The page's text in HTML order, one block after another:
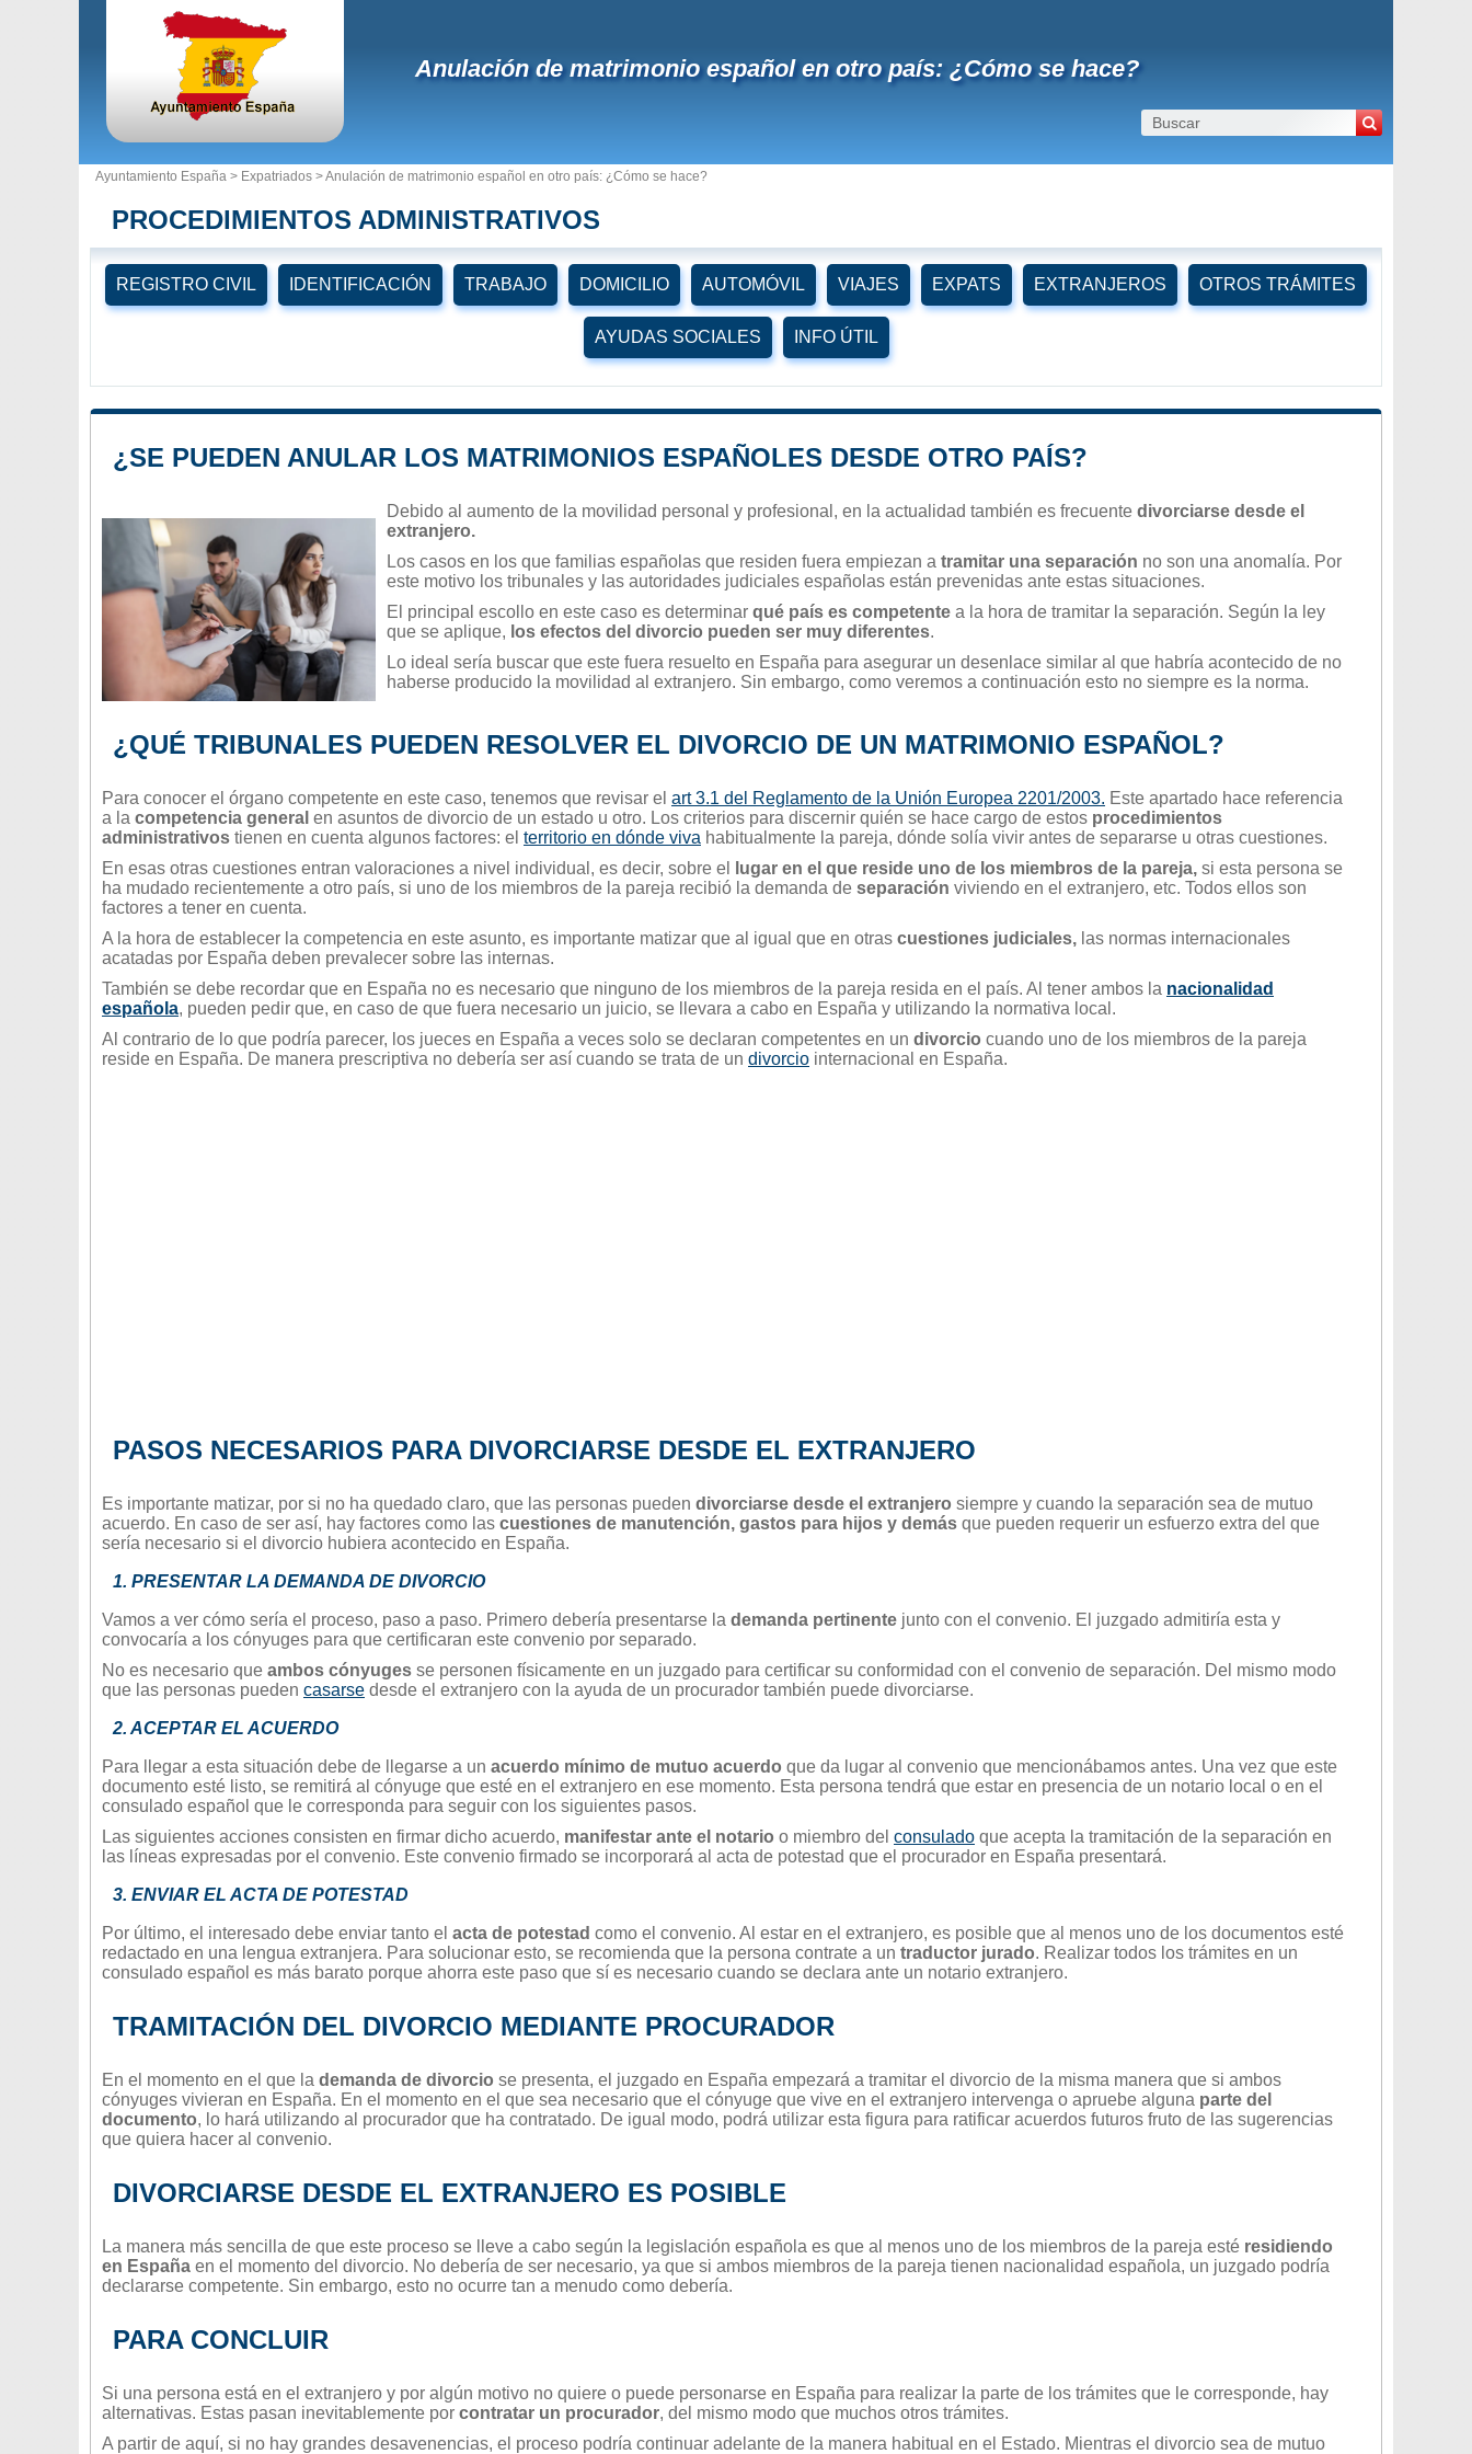
Anulación de matrimonio español en otro país: ¿Cómo se hace?
Ayuntamiento España > Expatriados > Anulación de matrimonio español en otro país: ¿Cómo se hace?
PROCEDIMIENTOS ADMINISTRATIVOS
REGISTRO CIVIL IDENTIFICACIÓN TRABAJO DOMICILIO AUTOMÓVIL VIAJES EXPATS EXTRANJEROS OTROS TRÁMITES
AYUDAS SOCIALES INFO ÚTIL
¿SE PUEDEN ANULAR LOS MATRIMONIOS ESPAÑOLES DESDE OTRO PAÍS?
Debido al aumento de la movilidad personal y profesional, en la actualidad también es frecuente divorciarse desde el
extranjero.
Los casos en los que familias españolas que residen fuera empiezan a tramitar una separación no son una anomalía. Por
este motivo los tribunales y las autoridades judiciales españolas están prevenidas ante estas situaciones.
El principal escollo en este caso es determinar qué país es competente a la hora de tramitar la separación. Según la ley
que se aplique, los efectos del divorcio pueden ser muy diferentes.
Lo ideal sería buscar que este fuera resuelto en España para asegurar un desenlace similar al que habría acontecido de no
haberse producido la movilidad al extranjero. Sin embargo, como veremos a continuación esto no siempre es la norma.
¿QUÉ TRIBUNALES PUEDEN RESOLVER EL DIVORCIO DE UN MATRIMONIO ESPAÑOL?
Para conocer el órgano competente en este caso, tenemos que revisar el art 3.1 del Reglamento de la Unión Europea 2201/2003. Este apartado hace referencia
a la competencia general en asuntos de divorcio de un estado u otro. Los criterios para discernir quién se hace cargo de estos procedimientos
administrativos tienen en cuenta algunos factores: el territorio en dónde viva habitualmente la pareja, dónde solía vivir antes de separarse u otras cuestiones.
En esas otras cuestiones entran valoraciones a nivel individual, es decir, sobre el
lugar en el que reside uno de los miembros de la pareja, si esta persona se
ha mudado recientemente a otro país, si uno de los miembros de la pareja recibió la demanda de separación viviendo en el extranjero, etc. Todos ellos son
factores a tener en cuenta.
A la hora de establecer la competencia en este asunto, es importante matizar que al igual que en otras cuestiones judiciales, las normas internacionales
acatadas por España deben prevalecer sobre las internas.
También se debe recordar que en España no es necesario que ninguno de los miembros de la pareja resida en el país. Al tener ambos la nacionalidad
española, pueden pedir que, en caso de que fuera necesario un juicio, se llevara a cabo en España y utilizando la normativa local.
Al contrario de lo que podría parecer, los jueces en España a veces solo se declaran competentes en un divorcio cuando uno de los miembros de la pareja
reside en España. De manera prescriptiva no debería ser así cuando se trata de un divorcio internacional en España.
PASOS NECESARIOS PARA DIVORCIARSE DESDE EL EXTRANJERO
Es importante matizar, por si no ha quedado claro, que las personas pueden divorciarse desde el extranjero siempre y cuando la separación sea de mutuo
acuerdo. En caso de ser así, hay factores como las cuestiones de manutención, gastos para hijos y demás que pueden requerir un esfuerzo extra del que
sería necesario si el divorcio hubiera acontecido en España.
1. PRESENTAR LA DEMANDA DE DIVORCIO
Vamos a ver cómo sería el proceso, paso a paso. Primero debería presentarse la demanda pertinente junto con el convenio. El juzgado admitiría esta y
convocaría a los cónyuges para que certificaran este convenio por separado.
No es necesario que ambos cónyuges se personen físicamente en un juzgado para certificar su conformidad con el convenio de separación. Del mismo modo
que las personas pueden casarse desde el extranjero con la ayuda de un procurador también puede divorciarse.
2. ACEPTAR EL ACUERDO
Para llegar a esta situación debe de llegarse a un acuerdo mínimo de mutuo acuerdo que da lugar al convenio que mencionábamos antes. Una vez que este
documento esté listo, se remitirá al cónyuge que esté en el extranjero en ese momento. Esta persona tendrá que estar en presencia de un notario local o en el
consulado español que le corresponda para seguir con los siguientes pasos.
Las siguientes acciones consisten en firmar dicho acuerdo, manifestar ante el notario o miembro del consulado que acepta la tramitación de la separación en
las líneas expresadas por el convenio. Este convenio firmado se incorporará al acta de potestad que el procurador en España presentará.
3. ENVIAR EL ACTA DE POTESTAD
Por último, el interesado debe enviar tanto el acta de potestad como el convenio. Al estar en el extranjero, es posible que al menos uno de los documentos esté
redactado en una lengua extranjera. Para solucionar esto, se recomienda que la persona contrate a un traductor jurado. Realizar todos los trámites en un
consulado español es más barato porque ahorra este paso que sí es necesario cuando se declara ante un notario extranjero.
TRAMITACIÓN DEL DIVORCIO MEDIANTE PROCURADOR
En el momento en el que la demanda de divorcio se presenta, el juzgado en España empezará a tramitar el divorcio de la misma manera que si ambos
cónyuges vivieran en España. En el momento en el que sea necesario que el cónyuge que vive en el extranjero intervenga o apruebe alguna parte del
documento, lo hará utilizando al procurador que ha contratado. De igual modo, podrá utilizar esta figura para ratificar acuerdos futuros fruto de las sugerencias
que quiera hacer al convenio.
DIVORCIARSE DESDE EL EXTRANJERO ES POSIBLE
La manera más sencilla de que este proceso se lleve a cabo según la legislación española es que al menos uno de los miembros de la pareja esté residiendo
en España en el momento del divorcio. No debería de ser necesario, ya que si ambos miembros de la pareja tienen nacionalidad española, un juzgado podría
declararse competente. Sin embargo, esto no ocurre tan a menudo como debería.
PARA CONCLUIR
Si una persona está en el extranjero y por algún motivo no quiere o puede personarse en España para realizar la parte de los trámites que le corresponde, hay
alternativas. Estas pasan inevitablemente por contratar un procurador, del mismo modo que muchos otros trámites.
A partir de aquí, si no hay grandes desavenencias, el proceso podría continuar adelante de la manera habitual en el Estado. Mientras el divorcio sea de mutuo